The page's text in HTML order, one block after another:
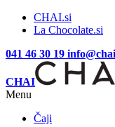
CHAI.si
La Chocolate.si
041 46 30 19
CHAI
Menu
Čaji